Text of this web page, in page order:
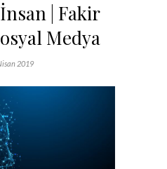
| Fakir
Medya
2019